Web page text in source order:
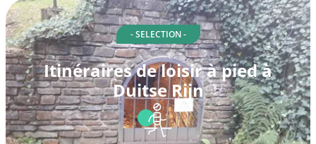
- SELECTION -
Itinéraires de loisir à pied à
Duitse Rijn